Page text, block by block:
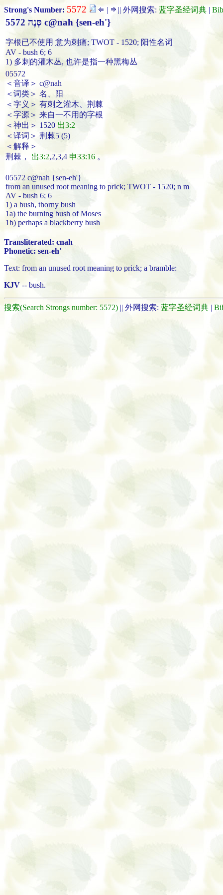
Strong's Number: 5572 | || 外网搜索: 蓝字圣经词典 |
5572 סְּנֶה c@nah {sen-eh'}
字根已不使用 意为刺痛; TWOT - 1520; 阳性名词
AV - bush 6; 6
1) 多刺的灌木丛, 也许是指一种黑梅丛
05572
＜音译＞ c@nah
＜词类＞ 名、阳
＜字义＞ 有刺之灌木、荆棘
＜字源＞ 来自一不用的字根
＜神出＞ 1520 出3:2
＜译词＞ 荆棘5 (5)
＜解释＞
荆棘 ， 出3:2,2,3,4 申33:16 。
05572 c@nah {sen-eh'}
from an unused root meaning to prick; TWOT - 1520; n m
AV - bush 6; 6
1) a bush, thorny bush
1a) the burning bush of Moses
1b) perhaps a blackberry bush
Transliterated: cnah
Phonetic: sen-eh'
Text: from an unused root meaning to prick; a bramble:
KJV -- bush.
搜索(Search Strongs number: 5572) || 外网搜索: 蓝字圣经词典 |